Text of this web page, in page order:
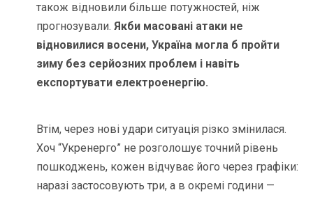
також відновили більше потужностей, ніж
прогнозували.Якби масовані атаки не
відновилися восени, Україна могла б пройти
зиму без серйозних проблем і навіть
експортувати електроенергію.
Втім, через нові удари ситуація різко змінилася.
Хоч “Укренерго” не розголошує точний рівень
пошкоджень, кожен відчуває його через графіки:
наразі застосовують три, а в окремі години —